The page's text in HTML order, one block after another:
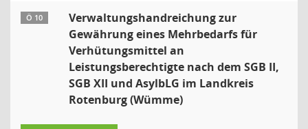
Ö 10
Verwaltungshandreichung zur
Gewährung eines Mehrbedarfs für
Verhütungsmittel an
Leistungsberechtigte nach dem SGB II,
SGB XII und AsylbLG im Landkreis
Rotenburg (Wümme)